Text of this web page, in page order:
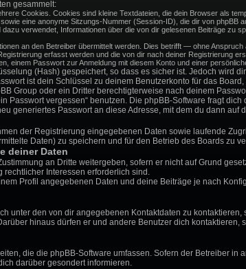
gesammelt:
Cookies. Cookies sind kleine Textdateien, die dein Browser als
eine anonyme Sitzungs-Nummer (Session-ID), die dir von phpBB
verwendet, Informationen über die von dir gelesenen Beiträge zu
an den Betreiber übermittelt werden. Dies betrifft — ohne
erfasst werden und die von dir nach deiner Registrierung
einem Passwort zur Anmeldung mit diesem Konto und einer
(Hash) gespeichert, so dass es sicher ist. Jedoch wird
ist dein Schlüssel zu deinem Benutzerkonto für das
Group oder ein Dritter berechtigterweise nach deinem
Passwort vergessen“ benutzen. Die phpBB-Software fragt
generiertes Passwort an diese Adresse, mit dem du dann auf
der Registrierung eingegebenen Daten sowie laufende
Daten) zu speichern und für den Betrieb des Boards zu
deiner Daten
an Dritte weitergeben, sofern er nicht auf Grund
rechtlicher Interessen erforderlich sind.
Profil angegebenen Daten und deine Beiträge je nach
unter den von dir angegebenen Kontaktdaten zu
hinaus dürfen er und andere Benutzer dich
die die phpBB-Software umfassen. Sofern der Betreiber in
darüber gesondert informieren.